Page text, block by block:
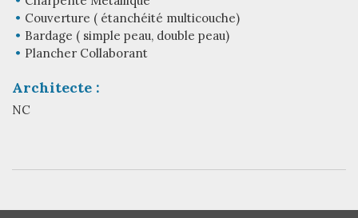
Couverture ( étanchéité multicouche)
Bardage ( simple peau, double peau)
Plancher Collaborant
Architecte :
NC